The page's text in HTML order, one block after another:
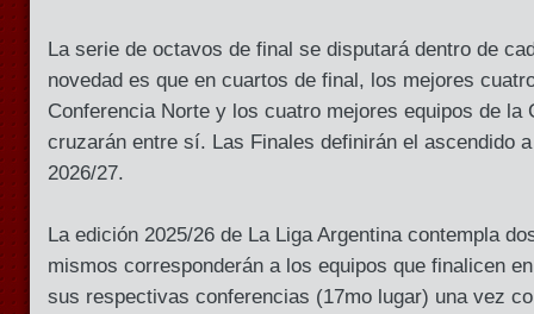
La serie de octavos de final se disputará dentro de
novedad es que en cuartos de final, los mejores
Conferencia Norte y los cuatro mejores equipos de la
cruzarán entre sí. Las Finales definirán el ascendido
2026/27.
La edición 2025/26 de La Liga Argentina contempla
mismos corresponderán a los equipos que finalicen
sus respectivas conferencias (17mo lugar) una vez